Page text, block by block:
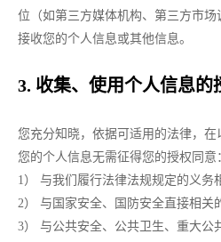
位（如第三方媒体机构、第三方市
接收您的个人信息或其他信息。
3. 收集、使用个人信息的
您充分知晓，依据可适用的法律，
您的个人信息无需征得您的授权同意
1） 与我们履行法律法规规定的义务
2） 与国家安全、国防安全直接相关
3） 与公共安全、公共卫生、重大公